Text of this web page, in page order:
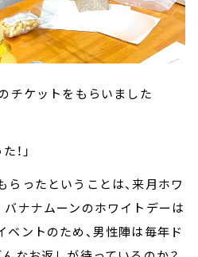
チケットをもらいました
！」
ったということは、来月ホワ
バナナムーンのホワイトデーは
ントのため、男性陣は毎年ド